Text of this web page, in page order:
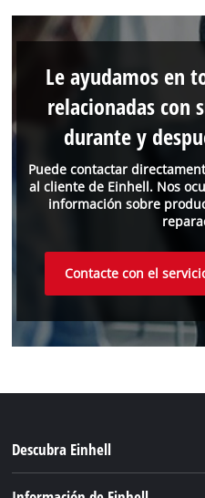
Puede contactar
al cliente de Einhell. Nos
información sobre
Le ayudamos en
relacionadas con
durante y
Contacte con el
Descubra Einhell